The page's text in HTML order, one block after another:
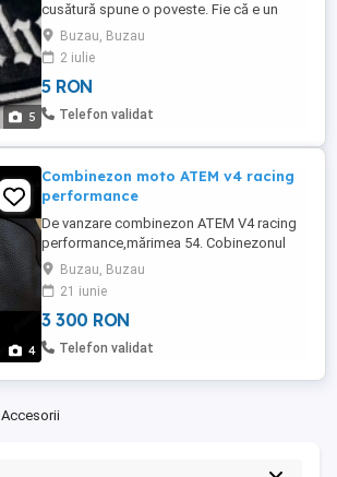
5
cusătură spune o poveste. Fie că e un
simbol național, un design vibrant sau o
idee unică, Platinum Embroidery Art
transformă firul în artă! Embleme brodate
cu precizie Culori vii, detalii impecabile
Personalizare fără limite Poartă-ți ...
Buzau, Buzau
2 iulie
5 RON
Telefon validat
4
Combinezon moto ATEM v4 racing
performance
De vanzare combinezon ATEM V4 racing
performance,mărimea 54. Cobinezonul
este nou,nu a fost folosit niciodată.
Buzau, Buzau
21 iunie
3 300 RON
Telefon validat
Accesorii